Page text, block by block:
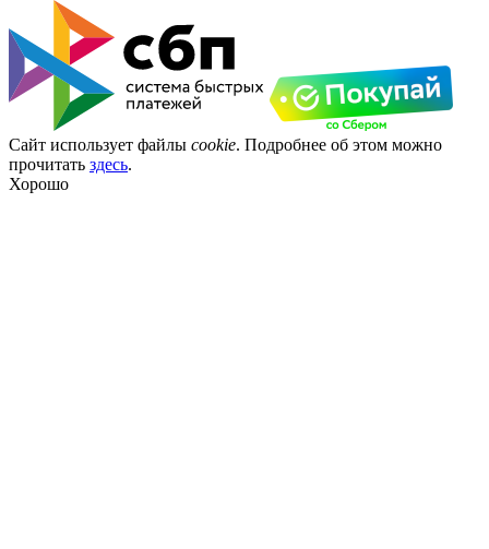
Сайт использует файлы cookie. Подробнее об этом можно
прочитать здесь.
Хорошо